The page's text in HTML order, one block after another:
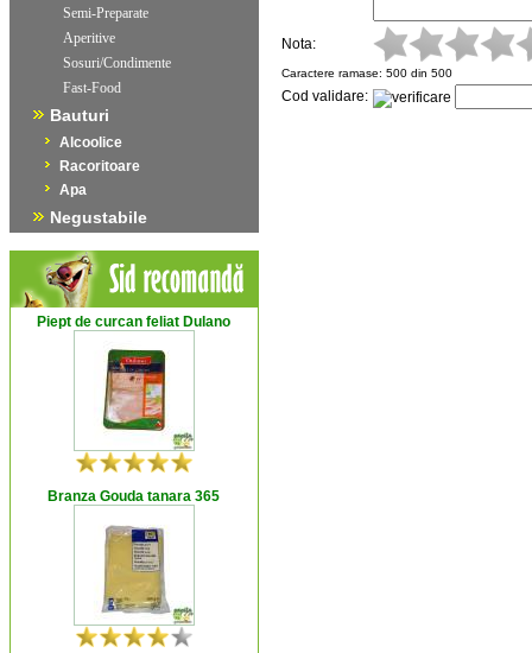
Semi-Preparate
Aperitive
Sosuri/Condimente
Fast-Food
Bauturi
Alcoolice
Racoritoare
Apa
Negustabile
Piept de curcan feliat Dulano
Branza Gouda tanara 365
Nota:
Caractere ramase: 500 din
Cod validare: